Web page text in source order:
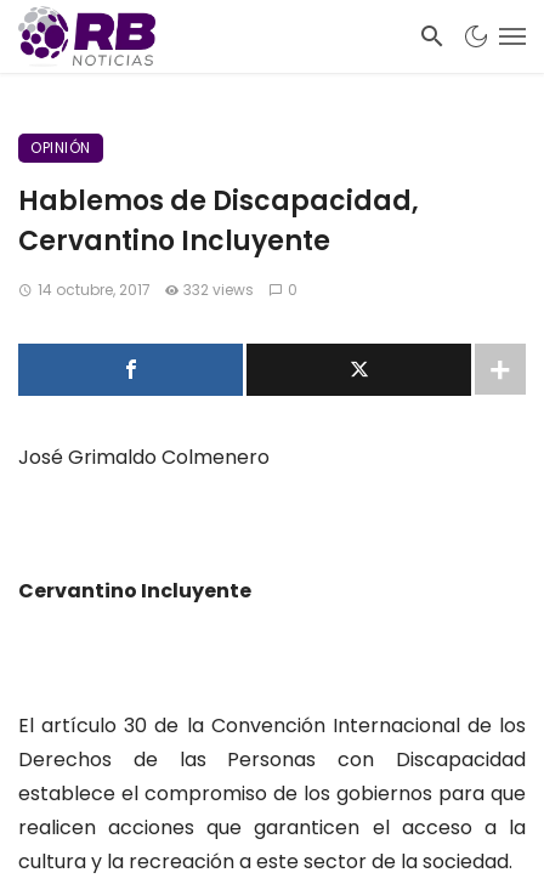
OPINIÓN
Hablemos de Discapacidad,
Cervantino Incluyente
14 octubre, 2017 332 views 0
José Grimaldo Colmenero
Cervantino Incluyente
El artículo 30 de la Convención Internacional de los
Derechos de las Personas con Discapacidad
establece el compromiso de los gobiernos para que
realicen acciones que garanticen el acceso a la
cultura y la recreación a este sector de la sociedad.